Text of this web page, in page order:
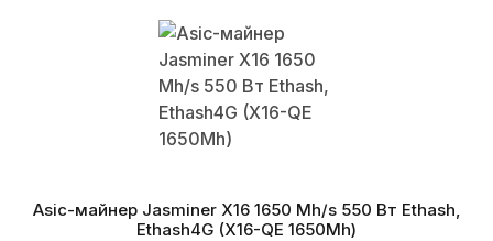
Asic-майнер Jasminer X16 1650 Mh/s 550 Вт Ethash,
Ethash4G (X16-QE 1650Mh)